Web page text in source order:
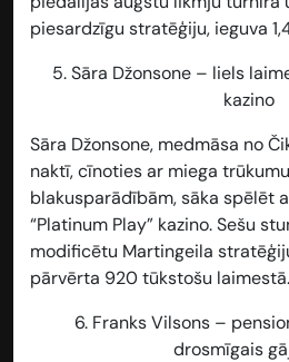
piesardzīgu stratēģiju, ieguva
5.Sāra Džonsone – liels
kazino
Sāra Džonsone, medmāsa no
naktī, cīnoties ar miega
blakusparādībām, sāka spēlēt
“Platinum Play” kazino. Sešu
modificētu Martingeila
pārvērta 920 tūkstošu laimestā.
6. Franks Vilsons –
drosmīgais